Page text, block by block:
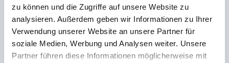
zu können und die Zugriffe auf unsere Website zu
analysieren. Außerdem geben wir Informationen zu Ihrer
Verwendung unserer Website an unsere Partner für
soziale Medien, Werbung und Analysen weiter. Unsere
Partner führen diese Informationen möglicherweise mit
Sportgastein